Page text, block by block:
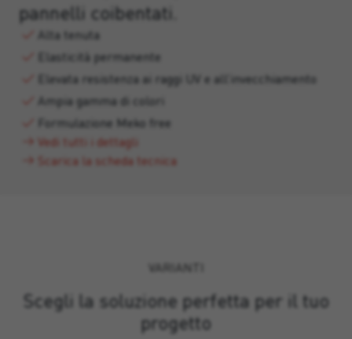
pannelli coibentati.
Alta tenuta
Elasticità permanente
Elevata resistenza ai raggi UV e all’invecchiamento
Ampia gamma di colori
Formulazione Meko free
Vedi tutti i dettagli
Scarica la scheda tecnica
VARIANTI
Scegli la soluzione perfetta per il tuo
progetto